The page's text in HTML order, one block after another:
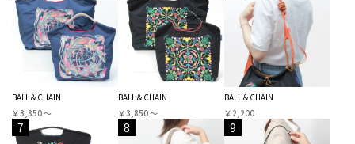
BALL＆CHAIN
￥3,850 〜
BALL＆CHAIN
￥3,850 〜
BALL＆CHAIN
￥2,200
7 8 9